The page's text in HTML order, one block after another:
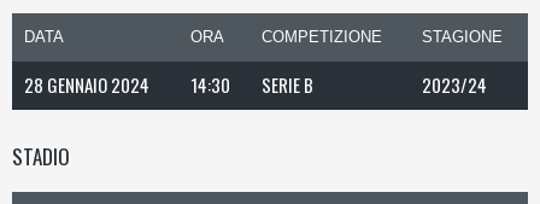
DATA ORA COMPETIZIONE STAGIONE
28 GENNAIO 2024 14:30 SERIE B 2023/24
STADIO